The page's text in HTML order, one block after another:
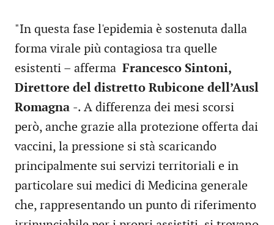
"In questa fase l'epidemia è sostenuta dalla
forma virale più contagiosa tra quelle
esistenti – afferma Francesco Sintoni,
Direttore del distretto Rubicone dell’Ausl
Romagna -. A differenza dei mesi scorsi
però, anche grazie alla protezione offerta dai
vaccini, la pressione si stà scaricando
principalmente sui servizi territoriali e in
particolare sui medici di Medicina generale
che, rappresentando un punto di riferimento